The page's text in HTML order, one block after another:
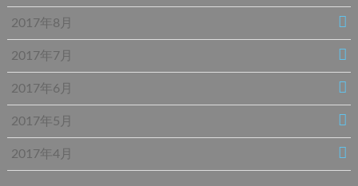
2017年8月
2017年7月
2017年6月
2017年5月
2017年4月